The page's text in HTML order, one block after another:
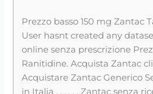
Prezzo basso 150 mg Zantac
User hasnt created any
online senza prescrizione
Ranitidine. Acquista Zantac
Acquistare Zantac Generico
in Italia . . . . . . Zantac senza